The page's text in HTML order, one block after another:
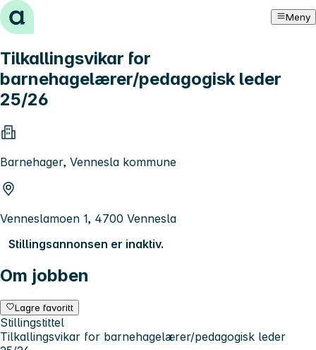
Hopp til innhold Meny
Tilkallingsvikar for
barnehagelærer/pedagogisk leder
25/26
Barnehager, Vennesla kommune
Venneslamoen 1, 4700 Vennesla
Stillingsannonsen er inaktiv.
Om jobben
Lagre favoritt
Stillingstittel
Tilkallingsvikar for barnehagelærer/pedagogisk leder